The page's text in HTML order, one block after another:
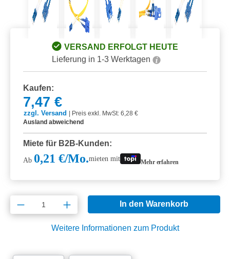
VERSAND ERFOLGT HEUTE
Lieferung in 1-3 Werktagen
Kaufen:
7,47 €
zzgl. Versand
Preis exkl. MwSt: 6,28 €
Ausland abweichend
Miete für B2B-Kunden:
Ab 0,21 €/Mo.mieten mit Mehr erfahren
Produkt Anzahl: Gib den gewünschten
In den Warenkorb
Weitere Informationen zum Produkt